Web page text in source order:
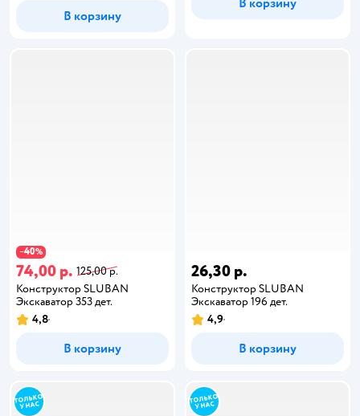
В корзину
−40%
74,00 р. 125,00 р.
Конструктор SLUBAN
Экскаватор 353 дет.
4,8
В корзину
26,30 р.
Конструктор SLUBAN
Экскаватор 196 дет.
4,9
В корзину